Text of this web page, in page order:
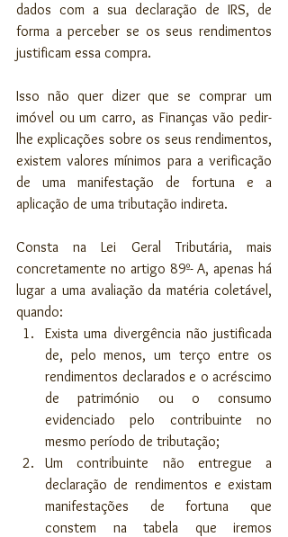
dados com a sua declaração de IRS, de
forma a perceber se os seus rendimentos
justificam essa compra.
Isso não quer dizer que se comprar um
imóvel ou um carro, as Finanças vão pedir-
lhe explicações sobre os seus rendimentos,
existem valores mínimos para a verificação
de uma manifestação de fortuna e a
aplicação de uma tributação indireta.
Consta na Lei Geral Tributária, mais
concretamente no artigo 89º- A, apenas há
lugar a uma avaliação da matéria coletável,
quando:
Exista uma divergência não justificada
de, pelo menos, um terço entre os
rendimentos declarados e o acréscimo
de património ou o consumo
evidenciado pelo contribuinte no
mesmo período de tributação;
Um contribuinte não entregue a
declaração de rendimentos e existam
manifestações de fortuna que
constem na tabela que iremos